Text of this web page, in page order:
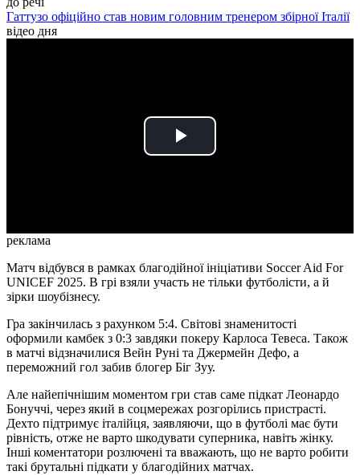
Гаттузо офіційно став новим головним тренером збірної Італії
відео дня
Play
реклама
Матч відбувся в рамках благодійної ініціативи Soccer Aid For
UNICEF 2025. В грі взяли участь не тільки футболісти, а й
зірки шоубізнесу.
Гра закінчилась з рахунком 5:4. Світові знаменитості
оформили камбек з 0:3 завдяки покеру Карлоса Тевеса. Також
в матчі відзначилися Вейн Руні та Джермейн Дефо, а
переможний гол забив блогер Біг Зуу.
Але найепічнішим моментом гри став саме підкат Леонардо
Бонуччі, через який в соцмережах розгорілись пристрасті.
Дехто підтримує італійця, заявляючи, що в футболі має бути
рівність, отже не варто шкодувати суперника, навіть жінку.
Інші коментатори розлючені та вважають, що не варто робити
такі брутальні підкати у благодійних матчах.